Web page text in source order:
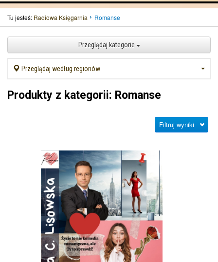
Tu jesteś: Radiowa Księgarnia Romanse
Przeglądaj kategorie
Przeglądaj według regionów
Produkty z kategorii: Romanse
Filtruj wyniki